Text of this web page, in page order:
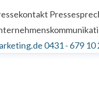
0431 - 679 10